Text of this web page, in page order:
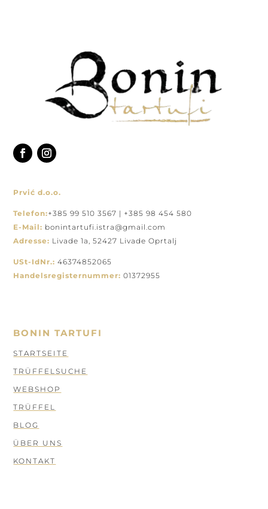
Prvić d.o.o.
Telefon:+385 99 510 3567 | +385 98 454 580
E-Mail: bonintartufi.istra@gmail.com
Adresse: Livade 1a, 52427 Livade Oprtalj
USt-IdNr.: 46374852065
Handelsregisternummer: 01372955
BONIN TARTUFI
STARTSEITE
TRÜFFELSUCHE
WEBSHOP
TRÜFFEL
BLOG
ÜBER UNS
KONTAKT